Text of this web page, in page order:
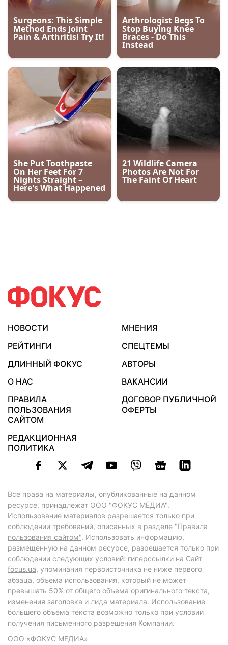
НОВОСТИ
МНЕНИЯ
РЕЙТИНГИ
СПЕЦТЕМЫ
ДЛИННЫЙ ФОКУС
АВТОРЫ
О НАС
ВАКАНСИИ
ПРАВИЛА
ПОЛЬЗОВАНИЯ
САЙТОМ
ДОГОВОР ПУБЛИЧНОЙ
ОФЕРТЫ
РЕДАКЦИОННАЯ
ПОЛИТИКА
Все права на материалы, опубликованные на данном
ресурсе, принадлежат ООО "ФОКУС МЕДИА".
Использование материалов разрешается только при
соблюдении требований, описанных в разделе "Правила
пользования сайтом". Использовать информацию,
размещенную на данном ресурсе, разрешается только при
соблюдении следующих условий: гиперссылки на Сайт
focus.ua, упоминания первоисточника не ниже первого
абзаца, объема использования, который не может
превышать 50% от общего объема оригинального текста,
изменения заголовка и лида материала. Использование
большего объема текста возможно только при условии
получения письменного разрешения Компании.
ООО «ФОКУС МЕДИА»